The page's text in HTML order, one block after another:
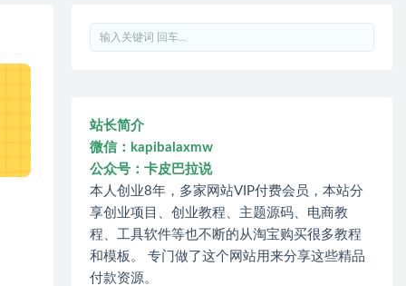
站长简介
微信：kapibalaxmw
公众号：卡皮巴拉说
本人创业8年，多家网站VIP付费会员，本站分
享创业项目、创业教程、主题源码、电商教
程、工具软件等也不断的从淘宝购买很多教程
和模板。 专门做了这个网站用来分享这些精品
付款资源。